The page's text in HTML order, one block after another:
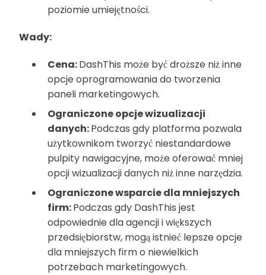
poziomie umiejętności.
Wady:
Cena:DashThis może być droższe niż inne
opcje oprogramowania do tworzenia
paneli marketingowych.
Ograniczone opcje wizualizacji
danych:Podczas gdy platforma pozwala
użytkownikom tworzyć niestandardowe
pulpity nawigacyjne, może oferować mniej
opcji wizualizacji danych niż inne narzędzia.
Ograniczone wsparcie dla mniejszych
firm:Podczas gdy DashThis jest
odpowiednie dla agencji i większych
przedsiębiorstw, mogą istnieć lepsze opcje
dla mniejszych firm o niewielkich
potrzebach marketingowych.